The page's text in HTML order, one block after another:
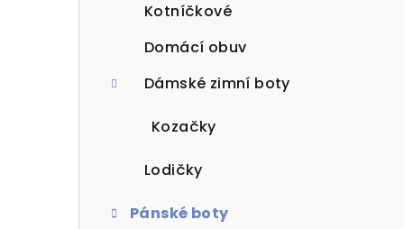
Kotníčkové
Domácí obuv
Dámské zimní boty
Kozačky
Lodičky
Pánské boty